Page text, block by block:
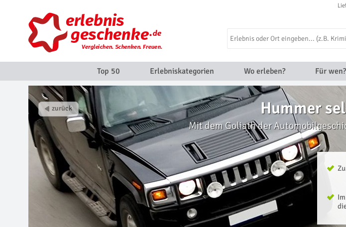
Top 50 Erlebniskategorien Wo erleben? Für wen?
Hummer
Mit dem Goliath der